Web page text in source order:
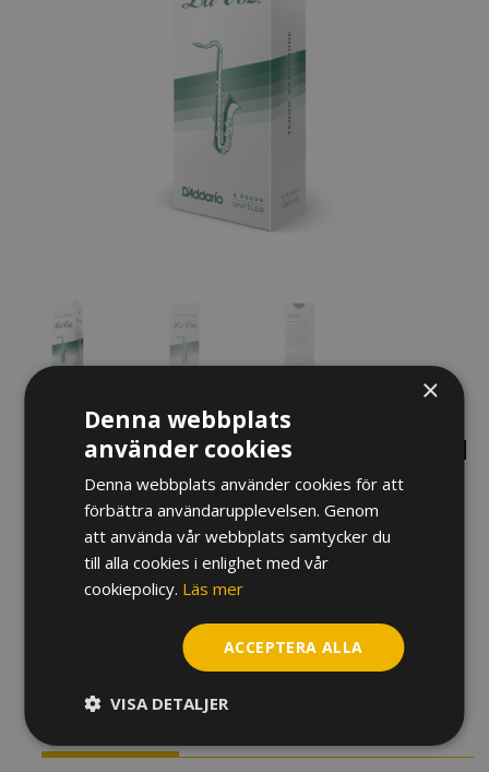
RÖR LA VOZ BARYTONSAXOFON
kr
Hårdhet
mängd
LÄGG TILL I VARUKORG
×
Denna webbplats
använder cookies
Denna webbplats använder cookies för att
förbättra användarupplevelsen. Genom
att använda vår webbplats samtycker du
till alla cookies i enlighet med vår
cookiepolicy. Läs mer
ACCEPTERA ALLA
VISA DETALJER